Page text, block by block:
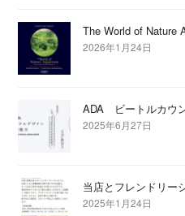
The World of Nature
2026年1月24日
ADA ビートルカウ
2025年6月27日
当店とフレンドリー
2025年1月24日